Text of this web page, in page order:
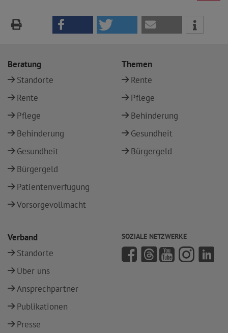
Beratung
Standorte
Rente
Pflege
Behinderung
Gesundheit
Bürgergeld
Patientenverfügung
Vorsorgevollmacht
Themen
Rente
Pflege
Behinderung
Gesundheit
Bürgergeld
Verband
Standorte
Über uns
Ansprechpartner
Publikationen
Presse
SOZIALE NETZWERKE